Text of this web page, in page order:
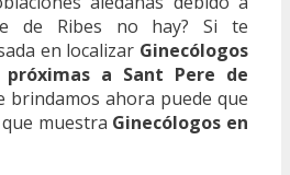
de Ribes no hay? Si te
en localizar Ginecólogos
próximas a Sant Pere de
brindamos ahora puede que
muestra Ginecólogos en